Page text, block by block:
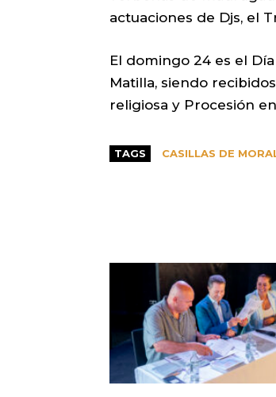
actuaciones de Djs, el
El domingo 24 es el
Matilla, siendo
religiosa y Procesión
TAGS CASILLAS DE